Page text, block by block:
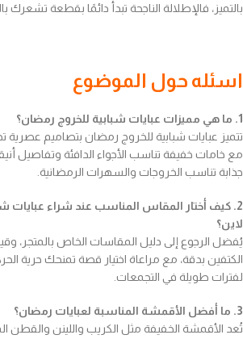
بالتميز، فالإطلالة الناجحة تبدأ دائمًا بقطعة تشعرك
اسئله حول الموضوع
1. ما هي مميزات عبايات شبابية للخروج رمضان؟
تتميز عبايات شبابية للخروج رمضان بتصاميم عصرية
مع خامات خفيفة تناسب الأجواء الدافئة وتفاصيل
جذابة تناسب الخروجات والسهرات الرمضانية.
2. كيف أختار المقاس المناسب عند شراء عبايات
لاين؟
يُفضل الرجوع إلى دليل المقاسات الخاص
الكتفين بدقة، مع مراعاة اختيار قصة تمنحك حرية
لفترات طويلة في التجمعات.
3. ما أفضل الأقمشة المناسبة لعبايات رمضان؟
تُعد الأقمشة الخفيفة مثل الكريب واللينن